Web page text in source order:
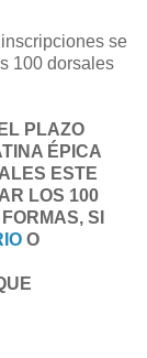
se
100 dorsales
PLAZO
ÉPICA
ESTE
LOS 100
SI
O